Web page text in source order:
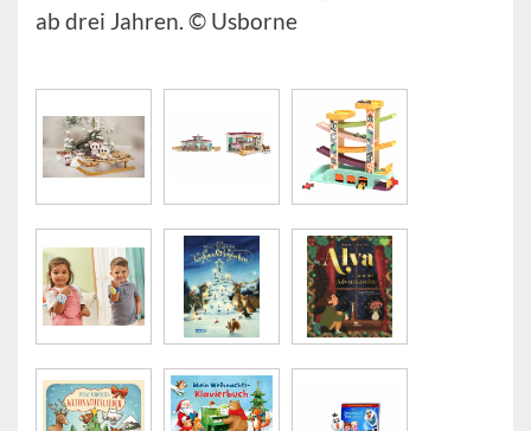
ab drei Jahren. © Usborne